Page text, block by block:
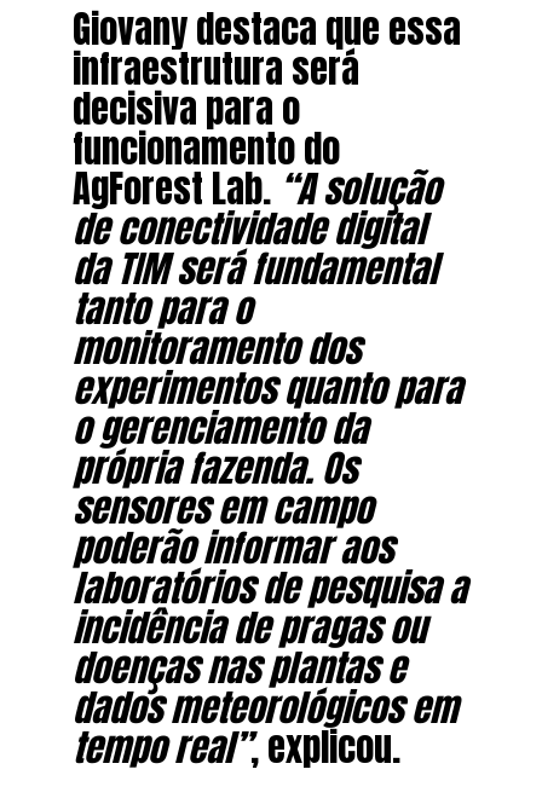
Giovany destaca que essa
infraestrutura será
decisiva para o
funcionamento do
AgForest Lab. “A solução
de conectividade digital
da TIM será fundamental
tanto para o
monitoramento dos
experimentos quanto para
o gerenciamento da
própria fazenda. Os
sensores em campo
poderão informar aos
laboratórios de pesquisa a
incidência de pragas ou
doenças nas plantas e
dados meteorológicos em
tempo real”, explicou.